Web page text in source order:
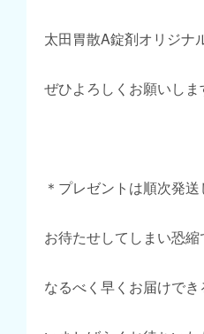
太田胃散A錠剤オリジナ
ぜひよろしくお願いしま
＊プレゼントは順次発送
お待たせしてしまい恐縮
なるべく早くお届けでき